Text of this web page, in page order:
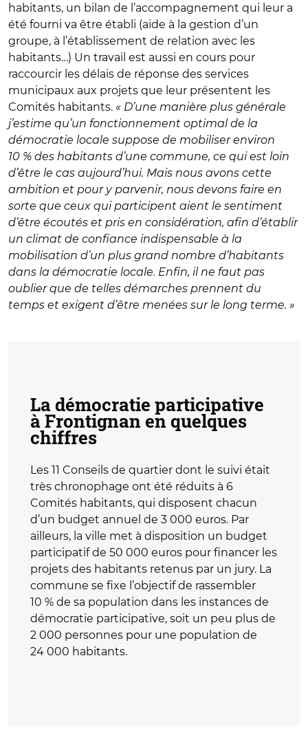
habitants, un bilan de l’accompagnement qui leur a
été fourni va être établi (aide à la gestion d’un
groupe, à l’établissement de relation avec les
habitants…) Un travail est aussi en cours pour
raccourcir les délais de réponse des services
municipaux aux projets que leur présentent les
Comités habitants. « D’une manière plus générale
j’estime qu’un fonctionnement optimal de la
démocratie locale suppose de mobiliser environ
10 % des habitants d’une commune, ce qui est loin
d’être le cas aujourd’hui. Mais nous avons cette
ambition et pour y parvenir, nous devons faire en
sorte que ceux qui participent aient le sentiment
d’être écoutés et pris en considération, afin d’établir
un climat de confiance indispensable à la
mobilisation d’un plus grand nombre d’habitants
dans la démocratie locale. Enfin, il ne faut pas
oublier que de telles démarches prennent du
temps et exigent d’être menées sur le long terme. »
La démocratie participative
à Frontignan en quelques
chiffres
Les 11 Conseils de quartier dont le suivi était
très chronophage ont été réduits à 6
Comités habitants, qui disposent chacun
d’un budget annuel de 3 000 euros. Par
ailleurs, la ville met à disposition un budget
participatif de 50 000 euros pour financer les
projets des habitants retenus par un jury. La
commune se fixe l’objectif de rassembler
10 % de sa population dans les instances de
démocratie participative, soit un peu plus de
2 000 personnes pour une population de
24 000 habitants.